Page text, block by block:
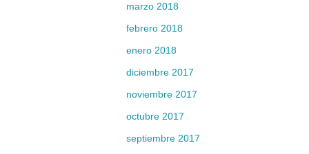
marzo 2018
febrero 2018
enero 2018
diciembre 2017
noviembre 2017
octubre 2017
septiembre 2017